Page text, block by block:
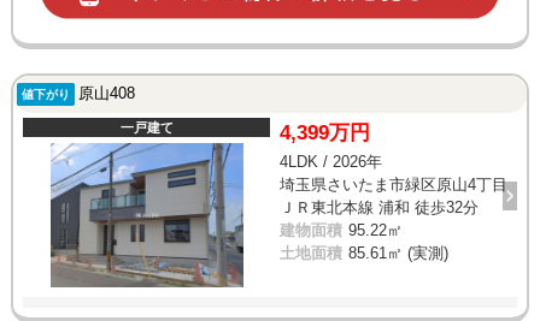
値下がり 原山408
一戸建て 4,399万円
4LDK / 2026年
埼玉県さいたま市緑区原山4丁目
ＪＲ東北本線 浦和 徒歩32分
建物面積 95.22㎡
土地面積 85.61㎡ (実測)